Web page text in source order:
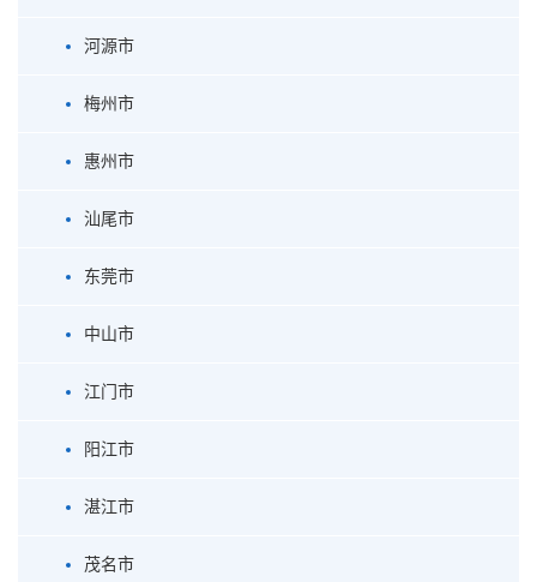
河源市
梅州市
惠州市
汕尾市
东莞市
中山市
江门市
阳江市
湛江市
茂名市